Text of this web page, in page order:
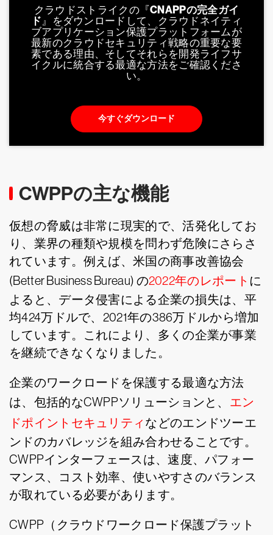
クラウドストライクの『CNAPPの完全ガイ
ド』をダウンロードして、クラウドネイティ
ブアプリケーション保護プラットフォームが
最新のクラウドセキュリティ戦略の重要な要
素である理由、そしてそれらを開発ライフサ
イクルに統合する最適な方法をご確認くださ
い。
今すぐダウンロード
CWPPの主な機能
仮想の脅威は非常に現実的で、活発化してお
り、業界の種類や規模を問わず危険にさらさ
れています。例えば、米国の商事改善協会
(Better Business Bureau) の2022年のレポート に
よると、データ侵害による企業の損失は、平
均424万ドルで、2021年の386万ドルから増加
しています。これにより、多くの企業が事業
を継続できなくなりました。
企業のワークロードを保護する最適な方法
は、包括的なCWPPソリューションと、 エン
ドポイントセキュリティ などのエンドツーエ
ンドのカバレッジを組み合わせることです。
CWPPインターフェースは、速度、パフォー
マンス、コスト効率、使いやすさのバランス
が取れている必要があります。
CWPP（クラウドワークロード保護プラット